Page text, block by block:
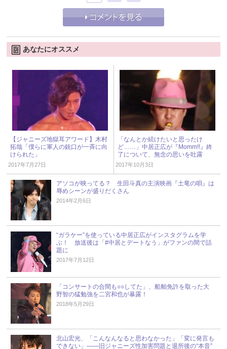
あなたにオススメ
【ジャニーズ地獄耳アワード】木村
拓哉「僕らに軍人の銃口が一斉に向
けられた」
2017年7月27日
「なんとか続けたいと思ったけ
ど……」中居正広が『Momm!!』終
了について、無念の思いを吐露
2017年10月3日
アソコが映ってる？ 生田斗真の主演映画『土竜の唄』は
辱めシーンが盛りだくさん
2014年2月6日
“ガラケー”を使っている中居正広がインスタグラムを学
ぶ！ 放送後は「#中居とデートなう」がファンの間で話
題に
2017年7月12日
「コンサートの合間も○○してた」、船舶免許を取った大
野智の猛勉強を二宮和也が暴露！
2018年5月29日
北山宏光、「こんなんなると思わなかった」「変に発言も
できない」――旧ジャニーズ性加害問題と退所後の“本音”